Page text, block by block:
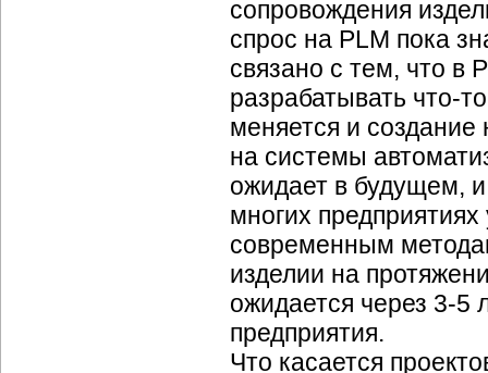
сопровождения
спрос на PLM пока
связано с тем, что в
разрабатывать что-то
меняется и создание
на системы
ожидает в будущем,
многих
современным
изделии на
ожидается через 3-5
предприятия.
Что касается